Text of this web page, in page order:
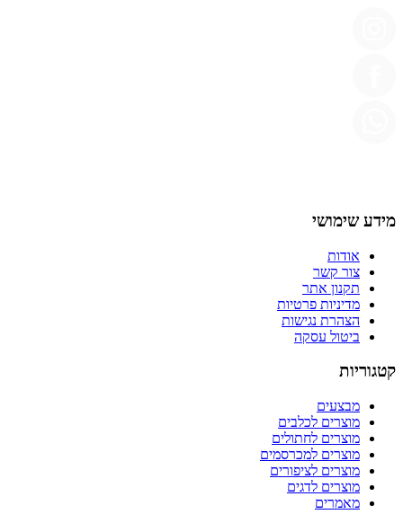
מידע שימושי
אודות
צור קשר
תקנון אתר
מדיניות פרטיות
הצהרת נגישות
ביטול עסקה
קטגוריות
מבצעים
מוצרים לכלבים
מוצרים לחתולים
מוצרים למכרסמים
מוצרים לציפורים
מוצרים לדגים
מאמרים